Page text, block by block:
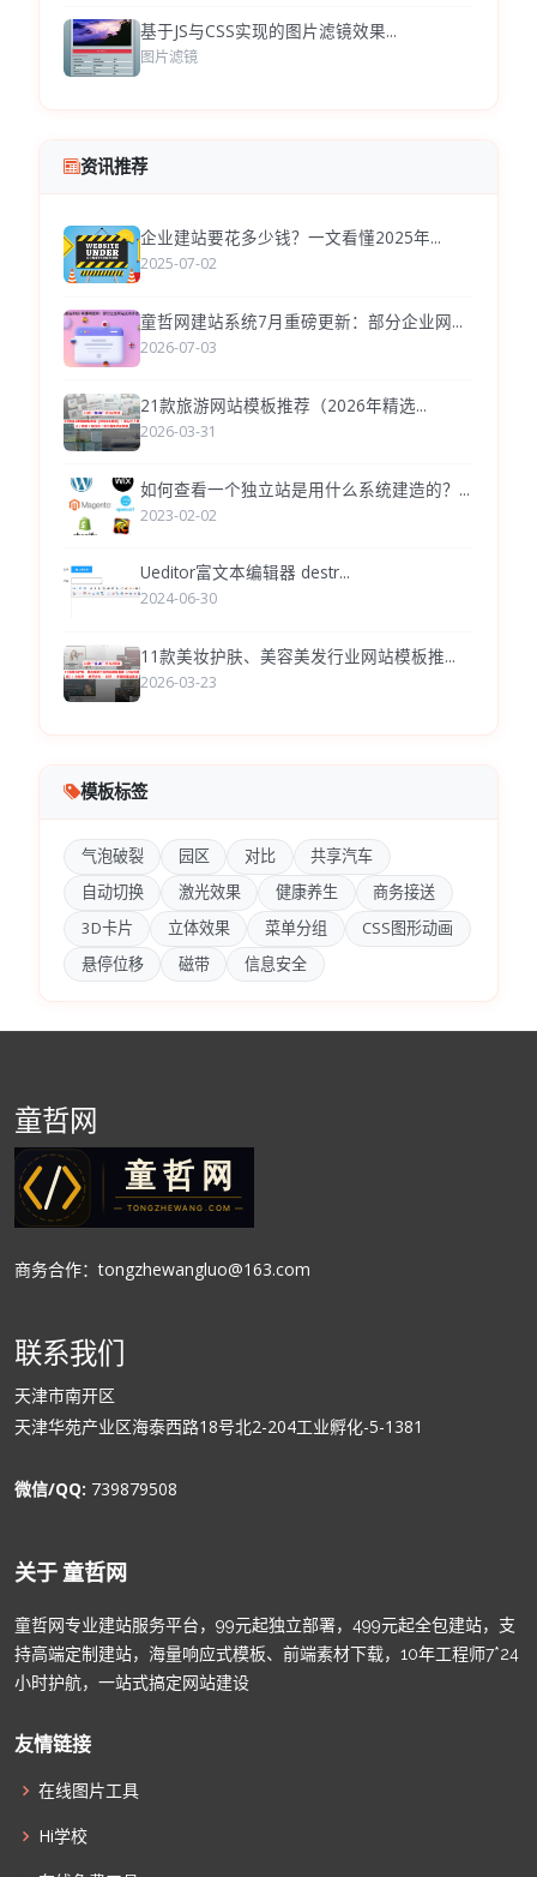
基于JS与CSS实现的图片滤镜效果...
图片滤镜
资讯推荐
企业建站要花多少钱？一文看懂2025年...
2025-07-02
童哲网建站系统7月重磅更新：部分企业网...
2026-07-03
21款旅游网站模板推荐（2026年精选...
2026-03-31
如何查看一个独立站是用什么系统建造的？...
2023-02-02
Ueditor富文本编辑器 destr...
2024-06-30
11款美妆护肤、美容美发行业网站模板推...
2026-03-23
模板标签
气泡破裂 园区 对比
共享汽车
自动切换
激光效果 健康养生
商务接送
3D卡片
立体效果 菜单分组
CSS图形动画
悬停位移
磁带 信息安全
童哲网
商务合作：tongzhewangluo@163.com
联系我们
天津市南开区
天津华苑产业区海泰西路18号北2-204工业孵化-5-1381
微信/QQ: 739879508
关于 童哲网
童哲网专业建站服务平台，99元起独立部署，499元起全包建站，支
持高端定制建站，海量响应式模板、前端素材下载，10年工程师7*24
小时护航，一站式搞定网站建设
友情链接
在线图片工具
Hi学校